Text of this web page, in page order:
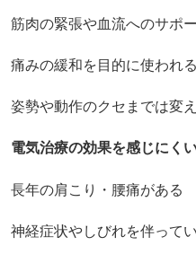
筋肉の緊張や血流へのサポ
痛みの緩和を目的に使われ
姿勢や動作のクセまでは変
電気治療の効果を感じにく
長年の肩こり・腰痛がある
神経症状やしびれを伴って